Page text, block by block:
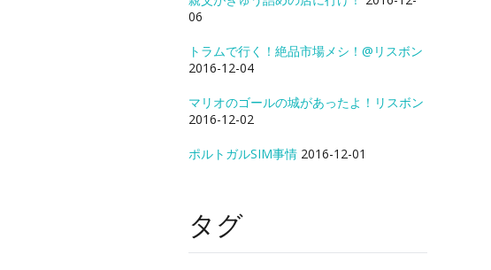
06
トラムで行く！絶品市場メシ！@リスボン
2016-12-04
マリオのゴールの城があったよ！リスボン
2016-12-02
ポルトガルSIM事情 2016-12-01
タグ